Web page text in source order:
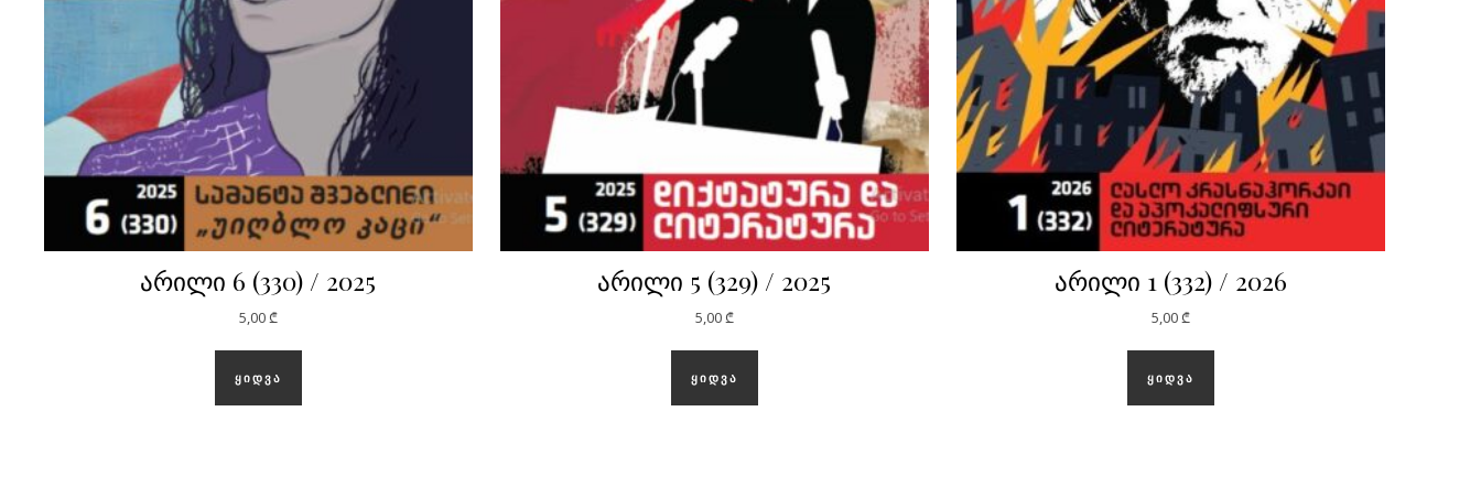
არილი 6 (330) / 2025
5,00 ₾
ᲧᲘᲓᲕᲐ
არილი 5 (329) / 2025
5,00 ₾
ᲧᲘᲓᲕᲐ
არილი 1 (332) / 2026
5,00 ₾
ᲧᲘᲓᲕᲐ